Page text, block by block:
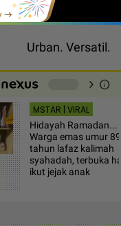
Urban. Versatil.
chevron_right info
MSTAR | VIRAL
Hidayah Ramadan...
Warga emas umur 89
tahun lafaz kalimah
syahadah, terbuka
ikut jejak anak